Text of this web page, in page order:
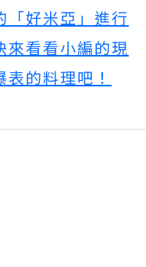
「好米亞」進行
來看看小編的現
的料理吧！